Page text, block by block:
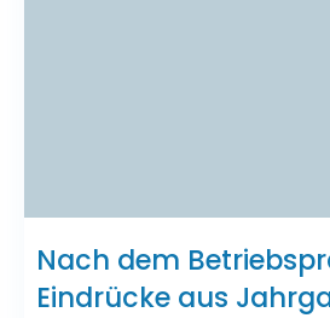
Nach dem
Eindrücke aus